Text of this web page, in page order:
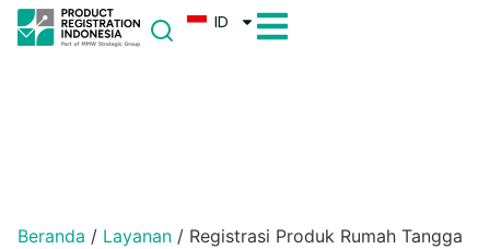
ID
Beranda / Layanan / Registrasi Produk Rumah Tangga